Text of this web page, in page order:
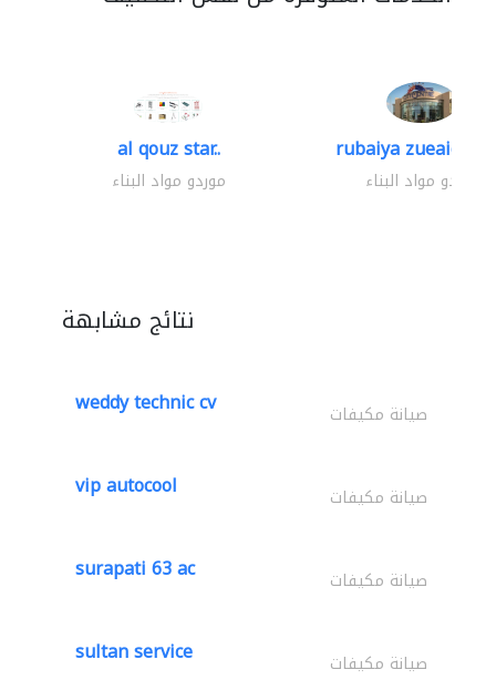
al qouz star..
موردو مواد البناء
rubaiya zueaid
موردو مواد البناء
نتائج مشابهة
weddy technic cv صيانة مكيفات
vip autocool صيانة مكيفات
surapati 63 ac صيانة مكيفات
sultan service صيانة مكيفات